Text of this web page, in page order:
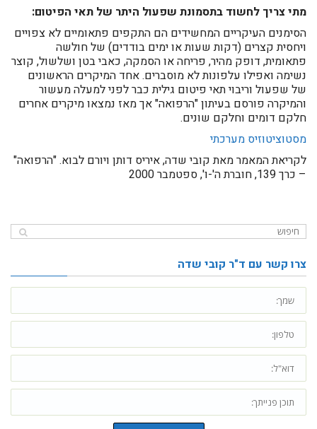
מתי צריך לחשוד בתסמונת שפעול היתר של תאי הפיטום:
הסימנים העיקריים המחשידים הם התקפים פתאומיים לא צפויים
ויחסית קצרים (דקות שעות או ימים בודדים) של חולשה
פתאומית, דופק מהיר, פריחה או הסמקה, כאבי בטן ושלשול, קוצר
נשימה ואפילו עלפונות לא מוסברים. אחד המיקרים הראשונים
של שפעול וריבוי תאי פיטום גילית כבר לפני למעלה מעשור
והמיקרה פורסם בעיתון "הרפואה" אך מאז נמצאו מיקרים אחרים
חלקם דומים וחלקם שונים.
מסטוציטוזיס מערכתי
לקריאת המאמר מאת קובי שדה, איריס דותן ויורם לבוא. "הרפואה"
– כרך 139, חוברת ה'-ו', ספטמבר 2000
צרו קשר עם ד"ר קובי שדה